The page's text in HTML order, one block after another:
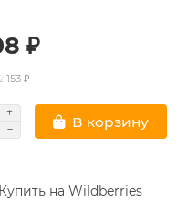
₽
153 ₽
В корзину
Купить на Wildberries